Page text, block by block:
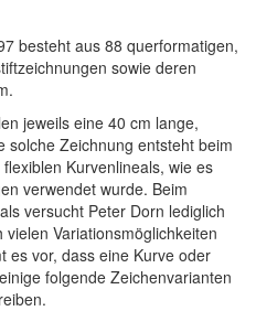
besteht aus 88 querformatigen,
sowie deren
jeweils eine 40 cm lange,
solche Zeichnung entsteht beim
Kurvenlineals, wie es
verwendet wurde. Beim
versucht Peter Dorn lediglich
Variationsmöglichkeiten
es vor, dass eine Kurve oder
folgende Zeichenvarianten